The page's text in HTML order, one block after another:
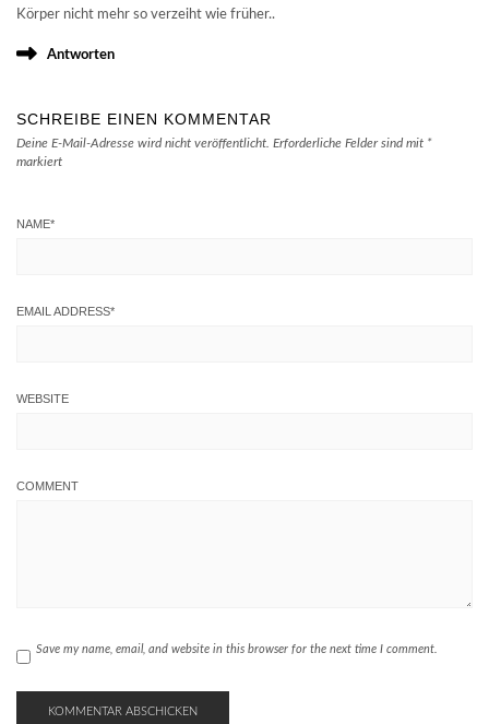
Körper nicht mehr so verzeiht wie früher..
Antworten
SCHREIBE EINEN KOMMENTAR
Deine E-Mail-Adresse wird nicht veröffentlicht. Erforderliche Felder sind mit *
markiert
NAME*
EMAIL ADDRESS*
WEBSITE
COMMENT
Save my name, email, and website in this browser for the next time I comment.